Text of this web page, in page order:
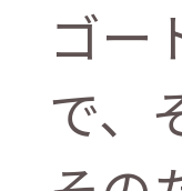
ゴー
で、